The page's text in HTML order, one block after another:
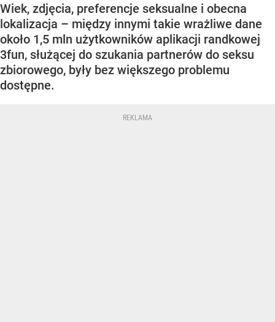
Wiek, zdjęcia, preferencje seksualne i obecna
lokalizacja – między innymi takie wrażliwe dane
około 1,5 mln użytkowników aplikacji randkowej
3fun, służącej do szukania partnerów do seksu
zbiorowego, były bez większego problemu
dostępne.